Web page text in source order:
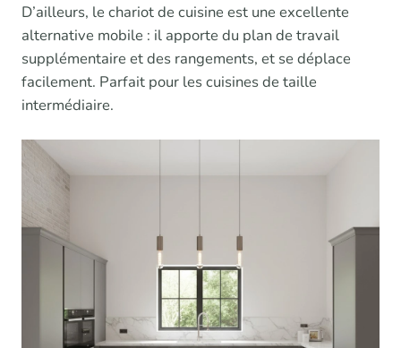
D’ailleurs, le chariot de cuisine est une excellente
alternative mobile : il apporte du plan de travail
supplémentaire et des rangements, et se déplace
facilement. Parfait pour les cuisines de taille
intermédiaire.